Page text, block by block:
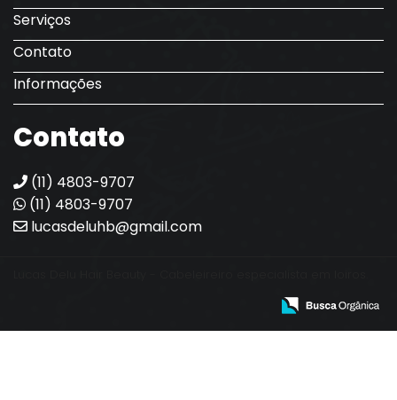
Serviços
Contato
Informações
Contato
(11) 4803-9707
(11) 4803-9707
lucasdeluhb@gmail.com